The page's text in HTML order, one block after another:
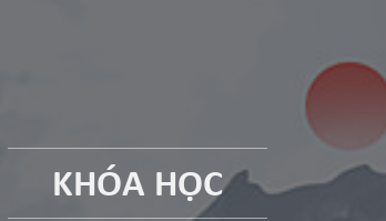
KHÓA HỌC